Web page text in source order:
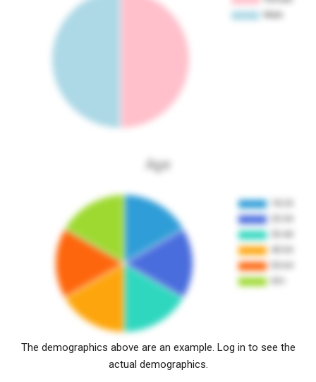
Age
The demographics above are an example. Log in to see the
actual demographics.